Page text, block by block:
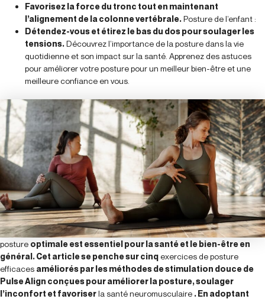
Favorisez la force du tronc tout en maintenant
l’alignement de la colonne vertébrale.Posture de l’enfant :
Détendez-vous et étirez le bas du dos pour soulager les
tensions.Découvrez l’importance de la posture dans la vie
quotidienne et son impact sur la santé. Apprenez des astuces
pour améliorer votre posture pour un meilleur bien-être et une
meilleure confiance en vous.
posture optimale est essentiel pour la santé et le bien-être en
général. Cet article se penche sur cinqexercices de posture
efficaces améliorés par les méthodes de stimulation douce de
Pulse Align conçues pour améliorer la posture, soulager
l’inconfort et favoriserla santé neuromusculaire . En adoptant